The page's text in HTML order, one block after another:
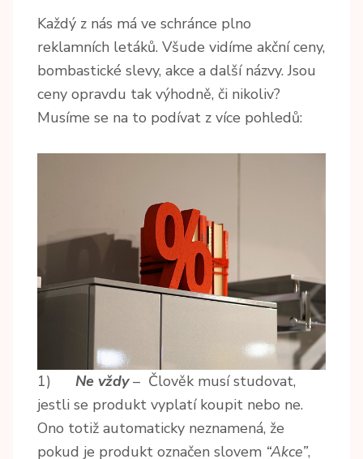
Každý z nás má ve schránce plno
reklamních letáků. Všude vidíme akční ceny,
bombastické slevy, akce a další názvy. Jsou
ceny opravdu tak výhodně, či nikoliv?
Musíme se na to podívat z více pohledů:
1) Ne vždy– Člověk musí studovat,
jestli se produkt vyplatí koupit nebo ne.
Ono totiž automaticky neznamená, že
pokud je produkt označen slovem “Akce”,